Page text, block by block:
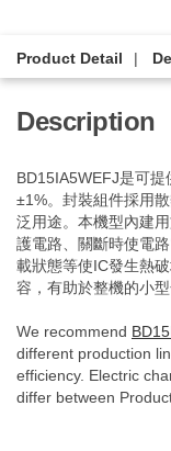
Product Detail
Description
BD15IA5WEFJ是可
±1%。封裝組件採用
泛用途。本機型內建
護電路、關斷時使電
載狀態等使IC發生熱
容，有助於整機的小型
We recommend
different production
efficiency. Electric
differ between